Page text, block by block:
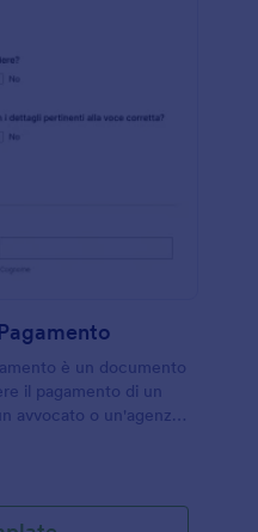
è un documento
il pagamento di un
avvocato o un'agenzia
clienti o dei tuoi
la tua firma e